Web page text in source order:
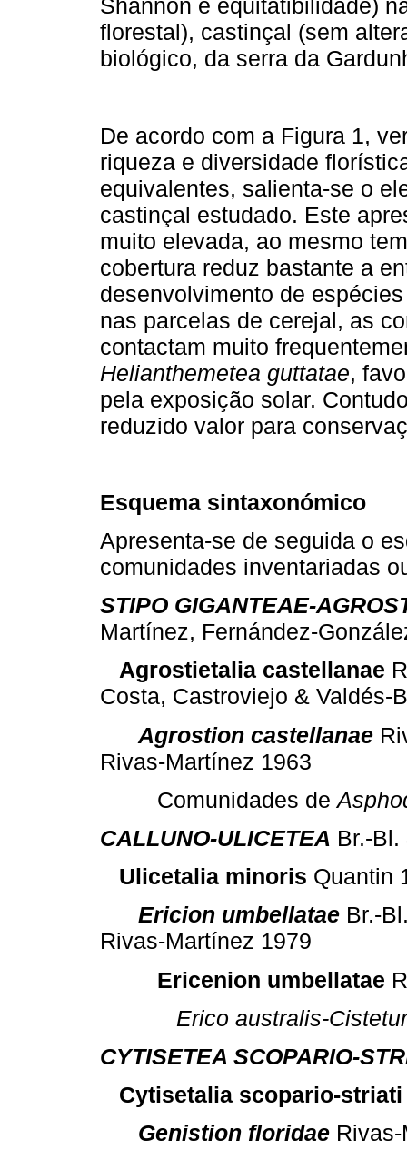
Shannon e equitatibilidade)
florestal), castinçal (sem
biológico, da serra da
De acordo com a Figura 1,
riqueza e diversidade
equivalentes, salienta-se o
castinçal estudado. Este
muito elevada, ao mesmo
cobertura reduz bastante a
desenvolvimento de
nas parcelas de cerejal, as
contactam muito
Helianthemetea guttatae,
pela exposição solar.
reduzido valor para
Esquema sintaxonómico
Apresenta-se de seguida o
comunidades inventariadas
STIPO GIGANTEAE-
Martínez, Fernández-
Agrostietalia castellanae
Costa, Castroviejo & Valdés-
Agrostion castellanae
Rivas-Martínez 1963
Comunidades de
CALLUNO-ULICETEA Br.-
Ulicetalia minoris Quantin
Ericion umbellatae Br.-
Rivas-Martínez 1979
Ericenion umbellatae
Erico australis-
CYTISETEA SCOPARIO-
Cytisetalia scopario-striati
Genistion floridae